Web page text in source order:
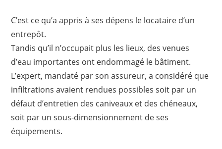
C’est ce qu’a appris à ses dépens le locataire d’un
entrepôt.
Tandis qu’il n’occupait plus les lieux, des venues
d’eau importantes ont endommagé le bâtiment.
L’expert, mandaté par son assureur, a considéré que
infiltrations avaient rendues possibles soit par un
défaut d’entretien des caniveaux et des chéneaux,
soit par un sous-dimensionnement de ses
équipements.